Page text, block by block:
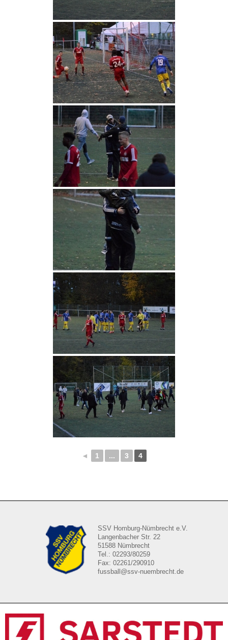
◄ 1 ... 3 4
SSV Homburg-Nümbrecht e.V.
Langenbacher Str. 22
51588 Nümbrecht
Tel.: 02293/80259
Fax: 02261/290910
fussball@ssv-nuembrecht.de